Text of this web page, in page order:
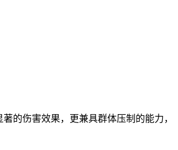
的伤害效果，更兼具群体压制的能力，